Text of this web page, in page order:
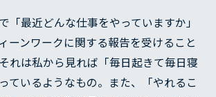
「最近どんな仕事をやっていますか」
ーンワークに関する報告を受けること
れは私から見れば「毎日起きて毎日寝
ているようなもの。また、「やれるこ